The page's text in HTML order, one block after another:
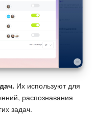
Их используют для
распознавания
задач.